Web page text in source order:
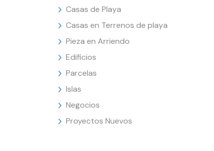
Casas de Playa
Casas en Terrenos de playa
Pieza en Arriendo
Edificios
Parcelas
Islas
Negocios
Proyectos Nuevos